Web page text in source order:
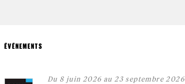
ÉVÉNEMENTS
Du 8 juin 2026 au 23 septembre 2026